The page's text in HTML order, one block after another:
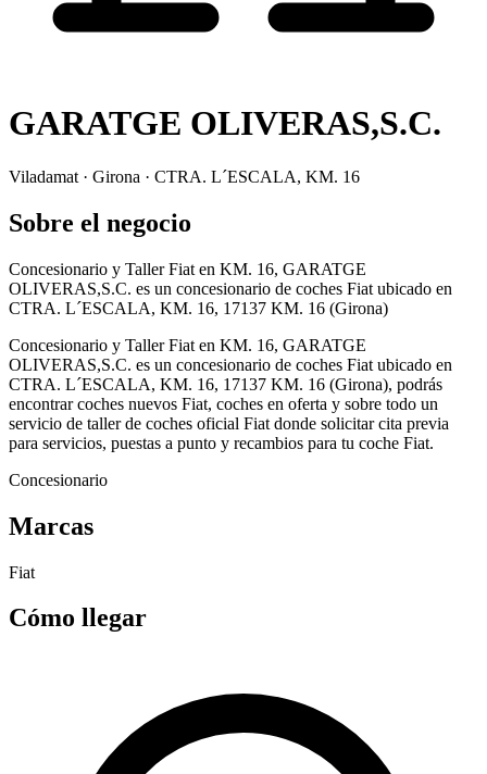
GARATGE OLIVERAS,S.C.
Viladamat · Girona · CTRA. L´ESCALA, KM. 16
Sobre el negocio
Concesionario y Taller Fiat en KM. 16, GARATGE
OLIVERAS,S.C. es un concesionario de coches Fiat ubicado en
CTRA. L´ESCALA, KM. 16, 17137 KM. 16 (Girona)
Concesionario y Taller Fiat en KM. 16, GARATGE
OLIVERAS,S.C. es un concesionario de coches Fiat ubicado en
CTRA. L´ESCALA, KM. 16, 17137 KM. 16 (Girona), podrás
encontrar coches nuevos Fiat, coches en oferta y sobre todo un
servicio de taller de coches oficial Fiat donde solicitar cita previa
para servicios, puestas a punto y recambios para tu coche Fiat.
Concesionario
Marcas
Fiat
Cómo llegar